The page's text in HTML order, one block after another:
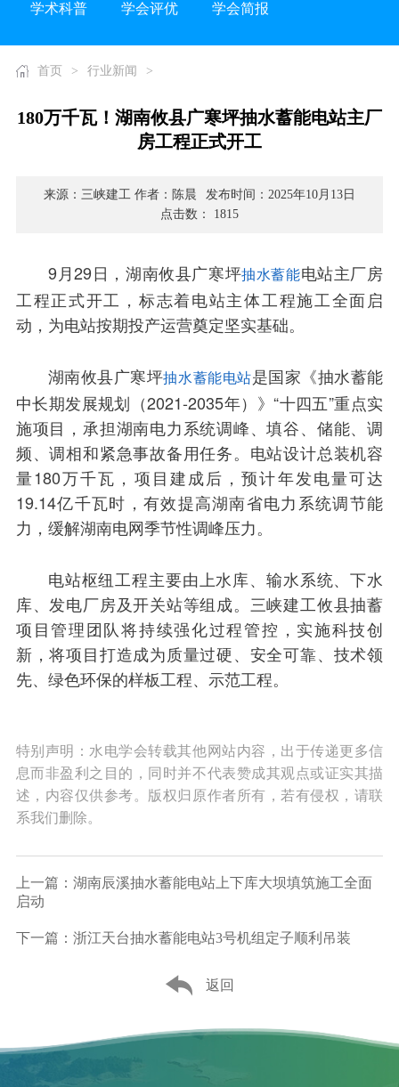
学术科普 学会评优 学会简报
首页 > 行业新闻 >
180万千瓦！湖南攸县广寒坪抽水蓄能电站主厂
房工程正式开工
来源：三峡建工 作者：陈晨
发布时间：2025年10月13日
点击数： 1815
9月29日，湖南攸县广寒坪抽水蓄能电站主厂房
工程正式开工，标志着电站主体工程施工全面启
动，为电站按期投产运营奠定坚实基础。
湖南攸县广寒坪抽水蓄能电站是国家《抽水蓄能
中长期发展规划（2021-2035年）》“十四五”重点实
施项目，承担湖南电力系统调峰、填谷、储能、调
频、调相和紧急事故备用任务。电站设计总装机容
量180万千瓦，项目建成后，预计年发电量可达
19.14亿千瓦时，有效提高湖南省电力系统调节能
力，缓解湖南电网季节性调峰压力。
电站枢纽工程主要由上水库、输水系统、下水
库、发电厂房及开关站等组成。三峡建工攸县抽蓄
项目管理团队将持续强化过程管控，实施科技创
新，将项目打造成为质量过硬、安全可靠、技术领
先、绿色环保的样板工程、示范工程。
特别声明：水电学会转载其他网站内容，出于传递更多信
息而非盈利之目的，同时并不代表赞成其观点或证实其描
述，内容仅供参考。版权归原作者所有，若有侵权，请联
系我们删除。
上一篇：湖南辰溪抽水蓄能电站上下库大坝填筑施工全面
启动
下一篇：浙江天台抽水蓄能电站3号机组定子顺利吊装
返回